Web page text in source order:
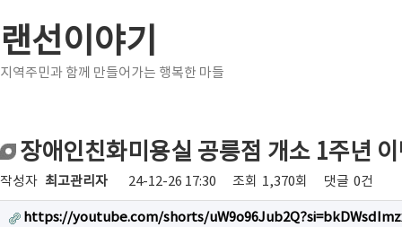
랜선이야기
지역주민과 함께 만들어가는 행복한 마들
장애인친화미용실 공릉점 개소 1주년
작성자 최고관리자 24-12-26 17:30 조회 1,370회 댓글 0건
https://youtube.com/shorts/